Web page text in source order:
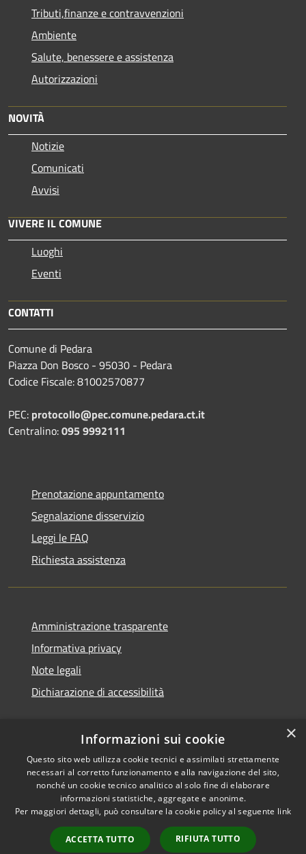
Tributi,finanze e contravvenzioni
Ambiente
Salute, benessere e assistenza
Autorizzazioni
NOVITÀ
Notizie
Comunicati
Avvisi
VIVERE IL COMUNE
Luoghi
Eventi
CONTATTI
Comune di Pedara
Piazza Don Bosco - 95030 - Pedara
Codice Fiscale: 81002570877
PEC: protocollo@pec.comune.pedara.ct.it
Centralino:095 9992111
Prenotazione appuntamento
Segnalazione disservizio
Leggi le FAQ
Richiesta assistenza
Amministrazione trasparente
Informativa privacy
Note legali
Dichiarazione di accessibilità
RSS
Accessibilità
Privacy
Cookie
Mappa del sito
Sito Precedente
Copyright © 2026 • Comune di
Pedara • Powered by
Municipium•Accesso
redazione
×
Informazioni sui cookie
Questo sito web utilizza cookie tecnici e assimilati strettamente
necessari al corretto funzionamento e alla navigazione del sito,
nonché un cookie tecnico analitico al solo fine di elaborare
informazioni statistiche, aggregate e anonime.
Per maggiori dettagli, può consultare la cookie policy al seguente link
ACCETTA TUTTO RIFIUTA TUTTO